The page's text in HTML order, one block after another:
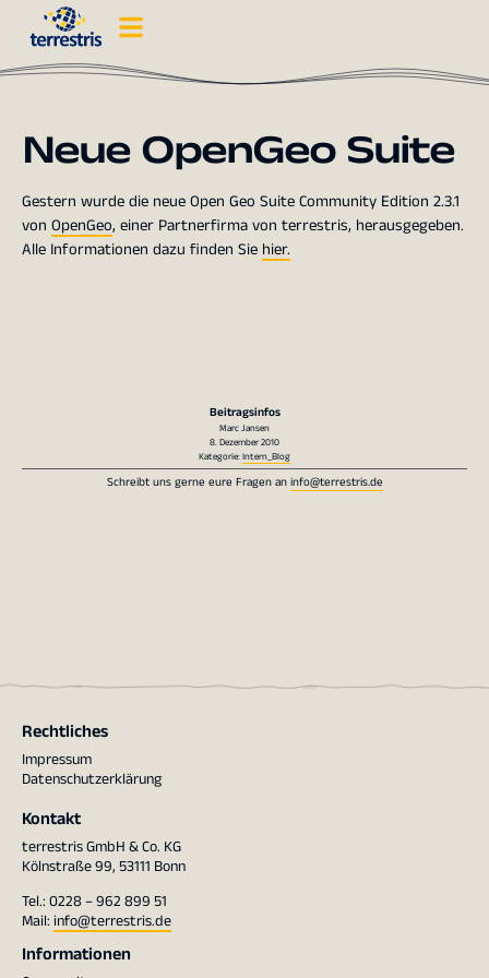
Neue OpenGeo Suite
Gestern wurde die neue Open Geo Suite Community Edition 2.3.1
von OpenGeo, einer Partnerfirma von terrestris, herausgegeben.
Alle Informationen dazu finden Sie hier.
Beitragsinfos
Marc Jansen
8. Dezember 2010
Kategorie:Intern_Blog
Schreibt uns gerne eure Fragen aninfo@terrestris.de
Rechtliches
Impressum
Datenschutzerklärung
Kontakt
terrestris GmbH & Co. KG
Kölnstraße 99, 53111 Bonn
Tel.: 0228 – 962 899 51
Mail: info@terrestris.de
Informationen